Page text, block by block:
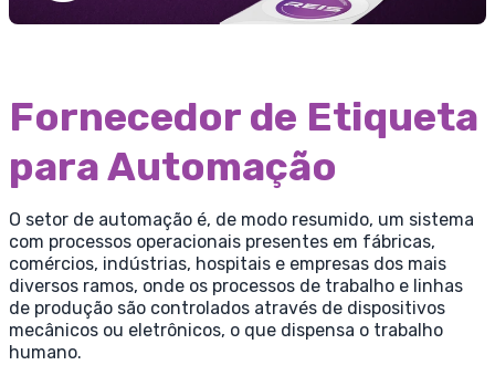
Fornecedor de Etiqueta
para Automação
O setor de automação é, de modo resumido, um sistema
com processos operacionais presentes em fábricas,
comércios, indústrias, hospitais e empresas dos mais
diversos ramos, onde os processos de trabalho e linhas
de produção são controlados através de dispositivos
mecânicos ou eletrônicos, o que dispensa o trabalho
humano.